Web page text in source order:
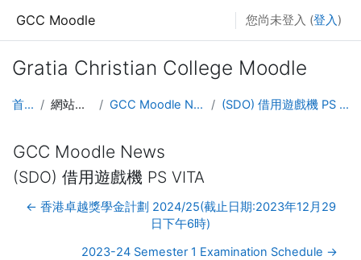
GCC Moodle 您尚未登入 (登入 )
Gratia Christian College Moodle
首頁 網站頁面 GCC Moodle News (SDO) 借用遊戲機 PS VITA
GCC Moodle News
(SDO) 借用遊戲機 PS VITA
← 香港卓越獎學金計劃 2024/25(截止日期:2023年12月29
日下午6時)
2023-24 Semester 1 Examination Schedule →